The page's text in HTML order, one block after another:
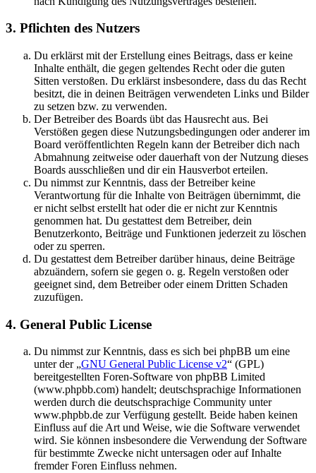
3. Pflichten des Nutzers
Du erklärst mit der Erstellung eines Beitrags, dass er keine
Inhalte enthält, die gegen geltendes Recht oder die guten
Sitten verstoßen. Du erklärst insbesondere, dass du das Recht
besitzt, die in deinen Beiträgen verwendeten Links und Bilder
zu setzen bzw. zu verwenden.
Der Betreiber des Boards übt das Hausrecht aus. Bei
Verstößen gegen diese Nutzungsbedingungen oder anderer im
Board veröffentlichten Regeln kann der Betreiber dich nach
Abmahnung zeitweise oder dauerhaft von der Nutzung dieses
Boards ausschließen und dir ein Hausverbot erteilen.
Du nimmst zur Kenntnis, dass der Betreiber keine
Verantwortung für die Inhalte von Beiträgen übernimmt, die
er nicht selbst erstellt hat oder die er nicht zur Kenntnis
genommen hat. Du gestattest dem Betreiber, dein
Benutzerkonto, Beiträge und Funktionen jederzeit zu löschen
oder zu sperren.
Du gestattest dem Betreiber darüber hinaus, deine Beiträge
abzuändern, sofern sie gegen o. g. Regeln verstoßen oder
geeignet sind, dem Betreiber oder einem Dritten Schaden
zuzufügen.
4. General Public License
Du nimmst zur Kenntnis, dass es sich bei phpBB um eine
unter der „GNU General Public License v2“ (GPL)
bereitgestellten Foren-Software von phpBB Limited
(www.phpbb.com) handelt; deutschsprachige Informationen
werden durch die deutschsprachige Community unter
www.phpbb.de zur Verfügung gestellt. Beide haben keinen
Einfluss auf die Art und Weise, wie die Software verwendet
wird. Sie können insbesondere die Verwendung der Software
für bestimmte Zwecke nicht untersagen oder auf Inhalte
fremder Foren Einfluss nehmen.